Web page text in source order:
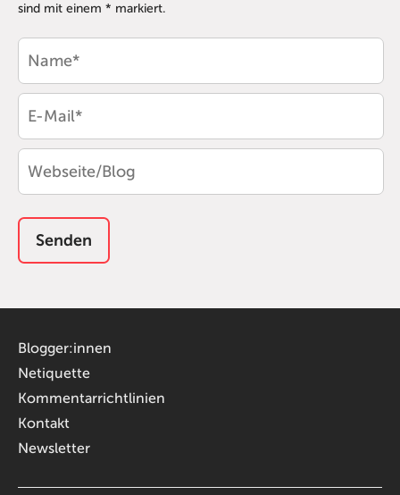
sind mit einem * markiert.
Blogger:innen
Netiquette
Kommentarrichtlinien
Kontakt
Newsletter